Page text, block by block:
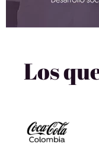
Los